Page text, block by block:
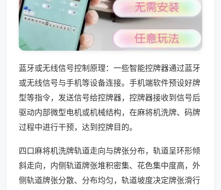
蓝牙或无线信号控制原理：一些智能控牌器通过蓝牙
或无线信号与手机等设备连接。手机端软件预设好牌
型等指令，发送信号给控牌器，控牌器接收到信号后
驱动内部微型电机或机械结构，在麻将机洗牌、码牌
过程中进行干预，达到控牌目的。
四口麻将机洗牌轨道走向与牌张分布，轨道呈环形倾
斜走向，内侧轨道牌张堆积密集、花色集中度高，外
侧轨道牌张分散、分布均匀，轨道坡度决定牌张滑行